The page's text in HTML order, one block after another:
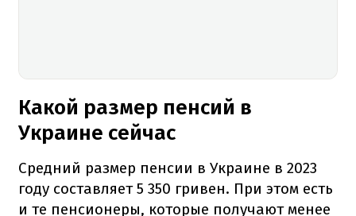
Какой размер пенсий в
Украине сейчас
Средний размер пенсии в Украине в 2023
году составляет 5 350 гривен. При этом есть
и те пенсионеры, которые получают менее